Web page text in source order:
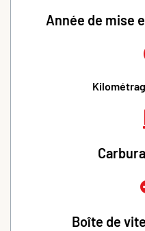
Année de mise
Boîte de